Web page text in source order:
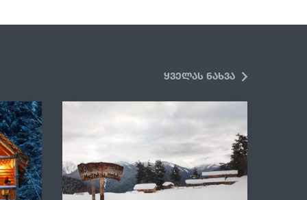
ყველას ნახვა